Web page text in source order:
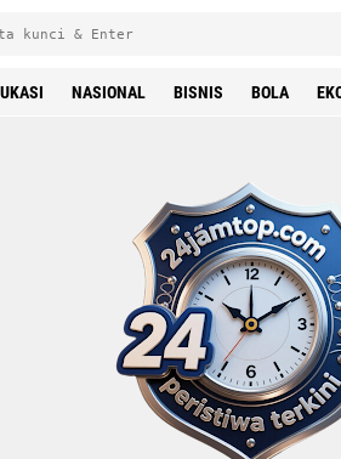
NASIONAL BISNIS BOLA